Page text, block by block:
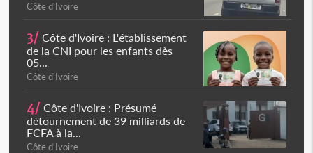
Côte d'Ivoire
3/ Côte d'Ivoire : L'établissement
de la CNI pour les enfants dès
05...
Côte d'Ivoire
4/ Côte d'Ivoire : Présumé
détournement de 39 milliards de
FCFA à la...
Côte d'Ivoire